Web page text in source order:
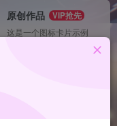
原创作品
VIP抢先
这是一个图标卡片示例